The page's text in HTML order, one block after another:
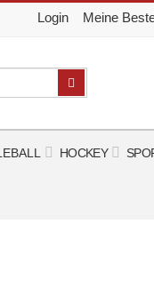
Login Meine
Suchen
HOCKEY